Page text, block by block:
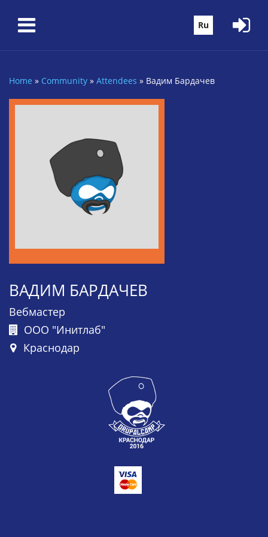
Ru
You are here
Home » Community » Attendees » Вадим Бардачев
ВАДИМ БАРДАЧЕВ
Вебмастер
ООО "Инитлаб"
Краснодар